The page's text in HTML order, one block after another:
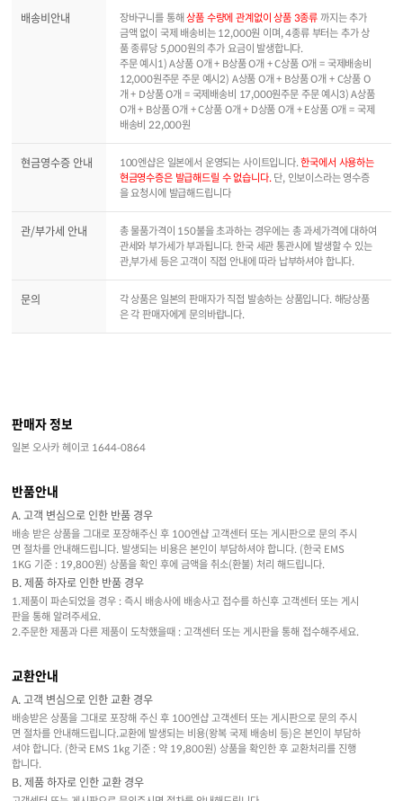
배송비안내 장바구니를 통해상품 수량에 관계없이 상품 3종류 까지는 추가
금액 없이 국제 배송비는 12,000원 이며, 4종류 부터는 추가 상
품 종류당 5,000원의 추가 요금이 발생합니다.
주문 예시1) A상품 O개 + B상품 O개 + C상품 O개 = 국제배송비
12,000원주문 주문 예시2) A상품 O개 + B상품 O개 + C상품 O
개 + D상품 O개 = 국제배송비 17,000원주문 주문 예시3) A상품
O개 + B상품 O개 + C상품 O개 + D상품 O개 + E상품 O개 = 국제
배송비 22,000원
현금영수증 안내 100엔샵은 일본에서 운영되는 사이트입니다.한국에서 사용하는
현금영수증은 발급해드릴 수 없습니다.단, 인보이스라는 영수증
을 요청시에 발급해드립니다
관/부가세 안내
총 물품가격이 150불을 초과하는 경우에는 총 과세가격에 대하여
관세와 부가세가 부과됩니다. 한국 세관 통관시에 발생할 수 있는
관,부가세 등은 고객이 직접 안내에 따라 납부하셔야 합니다.
문의
각 상품은 일본의 판매자가 직접 발송하는 상품입니다. 해당상품
은 각 판매자에게 문의바랍니다.
판매자 정보
일본 오사카 헤이코 1644-0864
반품안내
A. 고객 변심으로 인한 반품 경우
배송 받은 상품을 그대로 포장해주신 후 100엔샵 고객센터 또는 게시판으로 문의 주시
면 절차를 안내해드립니다. 발생되는 비용은 본인이 부담하셔야 합니다. (한국 EMS
1KG 기준 : 19,800원) 상품을 확인 후에 금액을 취소(환불) 처리 해드립니다.
B. 제품 하자로 인한 반품 경우
1.제품이 파손되었을 경우 : 즉시 배송사에 배송사고 접수를 하신후 고객센터 또는 게시
판을 통해 알려주세요.
2.주문한 제품과 다른 제품이 도착했을때 : 고객센터 또는 게시판을 통해 접수해주세요.
교환안내
A. 고객 변심으로 인한 교환 경우
배송받은 상품을 그대로 포장해 주신 후 100엔샵 고객센터 또는 게시판으로 문의 주시
면 절차를 안내해드립니다.교환에 발생되는 비용(왕복 국제 배송비 등)은 본인이 부담하
셔야 합니다. (한국 EMS 1kg 기준 : 약 19,800원) 상품을 확인한 후 교환처리를 진행
합니다.
B. 제품 하자로 인한 교환 경우